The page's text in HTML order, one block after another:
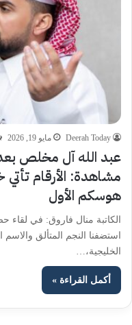
Deerah Today مايو 19, 2026
مشاهدة: الأرقام
هوسكم الأول
الكاتبة منال فاروق: في لقاء
استضفنا النجم المتألق
الخليجية،…
أكمل القراءة »